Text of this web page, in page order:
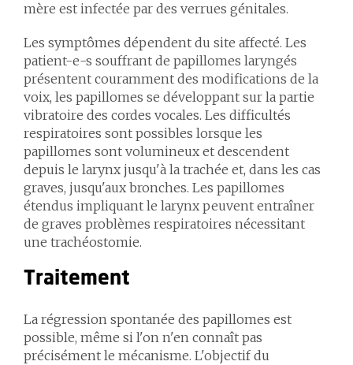
mère est infectée par des verrues génitales.
Les symptômes dépendent du site affecté. Les
patient-e-s souffrant de papillomes laryngés
présentent couramment des modifications de la
voix, les papillomes se développant sur la partie
vibratoire des cordes vocales. Les difficultés
respiratoires sont possibles lorsque les
papillomes sont volumineux et descendent
depuis le larynx jusqu'à la trachée et, dans les cas
graves, jusqu'aux bronches. Les papillomes
étendus impliquant le larynx peuvent entraîner
de graves problèmes respiratoires nécessitant
une trachéostomie.
Traitement
La régression spontanée des papillomes est
possible, même si l'on n'en connaît pas
précisément le mécanisme. L'objectif du